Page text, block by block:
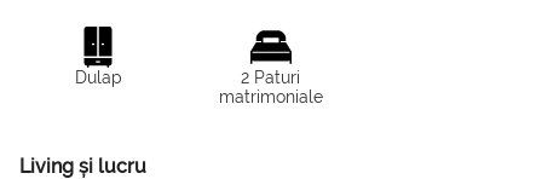
Dulap
2 Paturi
matrimoniale
Living și lucru